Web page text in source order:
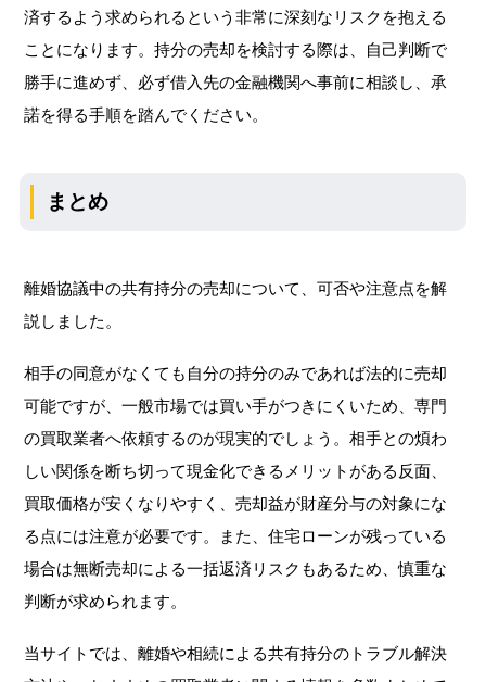
済するよう求められるという非常に深刻なリスクを抱える
ことになります。持分の売却を検討する際は、自己判断で
勝手に進めず、必ず借入先の金融機関へ事前に相談し、承
諾を得る手順を踏んでください。
まとめ
離婚協議中の共有持分の売却について、可否や注意点を解
説しました。
相手の同意がなくても自分の持分のみであれば法的に売却
可能ですが、一般市場では買い手がつきにくいため、専門
の買取業者へ依頼するのが現実的でしょう。相手との煩わ
しい関係を断ち切って現金化できるメリットがある反面、
買取価格が安くなりやすく、売却益が財産分与の対象にな
る点には注意が必要です。また、住宅ローンが残っている
場合は無断売却による一括返済リスクもあるため、慎重な
判断が求められます。
当サイトでは、離婚や相続による共有持分のトラブル解決